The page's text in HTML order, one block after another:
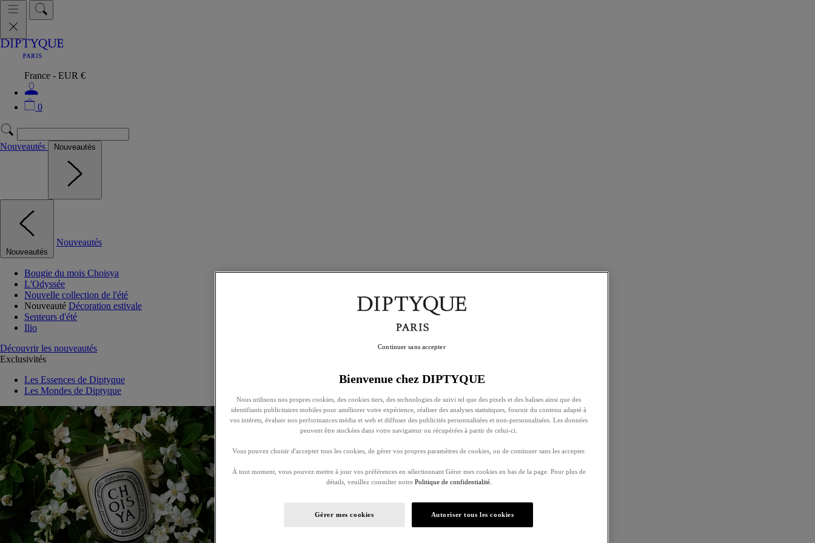
France - EUR €
0
Nouveautés Nouveautés
Nouveautés
Nouveautés
Bougie du mois Choisya
L'Odyssée
Nouvelle collection de l'été
Nouveauté Décoration estivale
Senteurs d'été
Ilio
Découvrir les nouveautés
Exclusivités
Les Essences de Diptyque
Les Mondes de Diptyque
Bienvenue chez DIPTYQUE
Nous utilisons nos propres cookies, des cookies tiers, des technologies de suivi tel que des pixels et des balises ainsi que des
identifiants publicitaires mobiles pour améliorer votre expérience, réaliser des analyses statistiques, fournir du contenu adapté à
vos intérets, évaluer nos performances média et web et diffuser des publicités personnalisées et non-personnalisées. Les données
peuvent être stockées dans votre navigateur ou récupérées à partir de celui-ci.
Vous pouvez choisir d'accepter tous les cookies, de gérer vos propres paramètres de cookies, ou de continuer sans les accepter.
À tout moment, vous pouvez mettre à jour vos préférences en sélectionnant Gérer mes cookies en bas de la page. Pour plus de
détails, veuillez consulter notre Politique de confidentialité.
Gérer mes cookies Autoriser tous les cookies
Continuer sans accepter